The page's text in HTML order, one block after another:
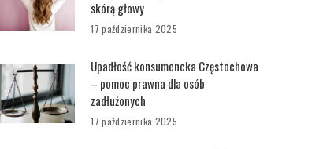
skórą głowy
17 października 2025
Upadłość konsumencka Częstochowa
– pomoc prawna dla osób
zadłużonych
17 października 2025